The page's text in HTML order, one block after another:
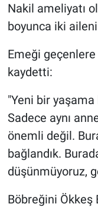
Nakil ameliyatı
boyunca iki
Emeği
kaydetti:
"Yeni bir
Sadece aynı
önemli değil.
bağlandık.
düşünmüyoruz,
Böbreğini Ökkeş